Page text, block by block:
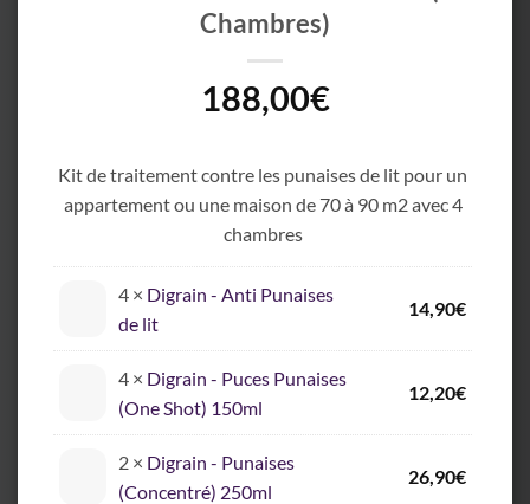
Chambres)
188,00€
Kit de traitement contre les punaises de lit pour un
appartement ou une maison de 70 à 90 m2 avec 4
chambres
4 × Digrain - Anti Punaises
de lit
14,90€
4 × Digrain - Puces Punaises
(One Shot) 150ml
12,20€
2 × Digrain - Punaises
(Concentré) 250ml
26,90€